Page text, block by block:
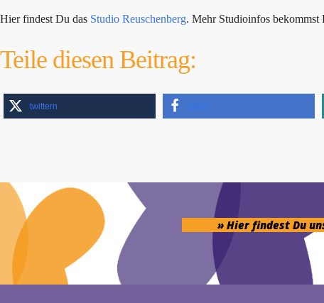
Hier findest Du das Studio Reuschenberg. Mehr Studioinfos bekommst
Teile diesen Beitrag:
twittern teilen
» Hier findest Du